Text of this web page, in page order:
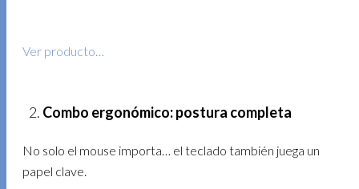
Ver producto…
Combo ergonómico: postura completa
No solo el mouse importa… el teclado también juega un
papel clave.